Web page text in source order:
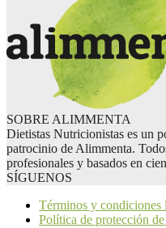
SOBRE ALIMMENTA
Dietistas Nutricionistas es un
patrocinio de Alimmenta.
profesionales y basados en
SÍGUENOS
Términos y condiciones
Política de protección de